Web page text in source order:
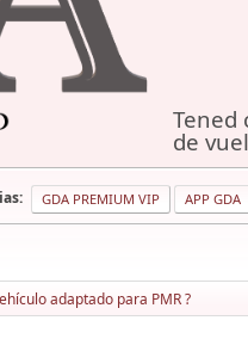
Tened
de
GDA PREMIUM VIP APP GDA
adaptado para PMR ?